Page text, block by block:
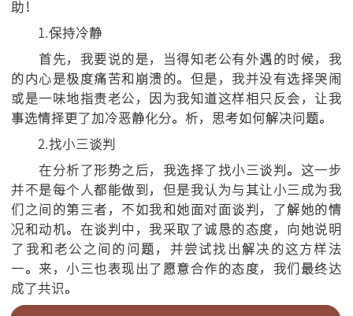
助！
1.保持冷静
首先，我要说的是，当得知老公有外遇的时候，我
的内心是极度痛苦和崩溃的。但是，我并没有选择哭闹
或是一味地指责老公，因为我知道这样相只反会，让我
事选情择更了加冷恶静化分。析，思考如何解决问题。
2.找小三谈判
在分析了形势之后，我选择了找小三谈判。这一步
并不是每个人都能做到，但是我认为与其让小三成为我
们之间的第三者，不如我和她面对面谈判，了解她的情
况和动机。在谈判中，我采取了诚恳的态度，向她说明
了我和老公之间的问题，并尝试找出解决的这方样法
一。来，小三也表现出了愿意合作的态度，我们最终达
成了共识。